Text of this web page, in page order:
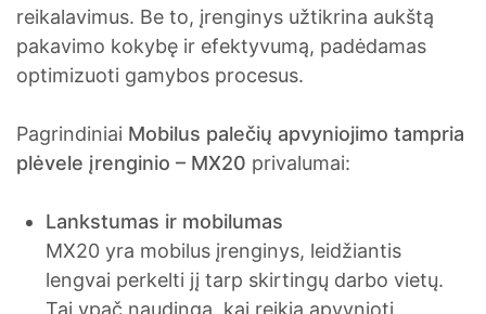
reikalavimus. Be to, įrenginys užtikrina aukštą
pakavimo kokybę ir efektyvumą, padėdamas
optimizuoti gamybos procesus.
Pagrindiniai Mobilus palečių apvyniojimo tampria
plėvele įrenginio – MX20 privalumai:
Lankstumas ir mobilumas
MX20 yra mobilus įrenginys, leidžiantis
lengvai perkelti jį tarp skirtingų darbo vietų.
Tai ypač naudinga, kai reikia apvynioti